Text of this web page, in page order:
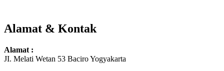
Alamat & Kontak
Alamat :
JI. Melati Wetan 53 Baciro Yogyakarta